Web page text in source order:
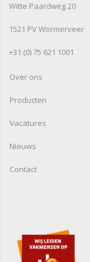
Witte Paardweg 20
1521 PV Wormerveer
+31 (0) 75 621 1001
Over ons
Producten
Vacatures
Nieuws
Contact